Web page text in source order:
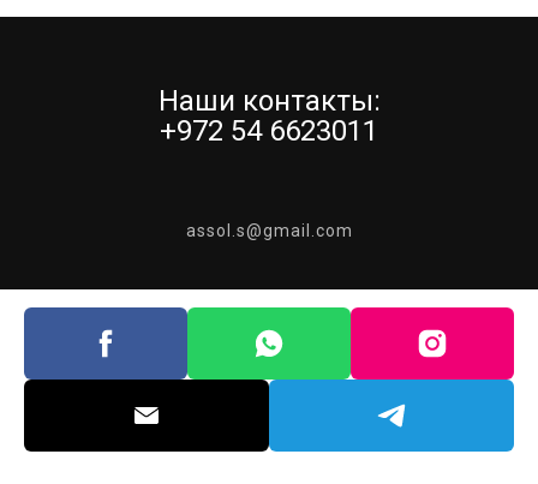
Наши контакты:
+972 54 6623011
assol.s@gmail.com